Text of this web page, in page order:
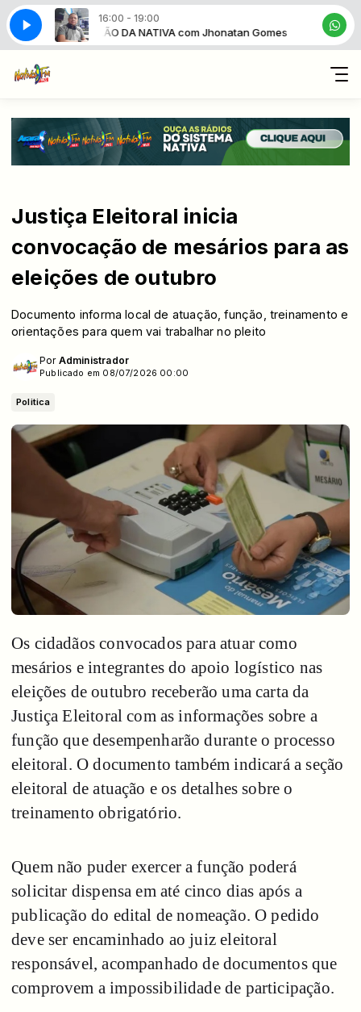
16:00 - 19:00
GomesBAILÃO DA NATIVA com Jhonatan Gomes
Justiça Eleitoral inicia
convocação de mesários para as
eleições de outubro
Documento informa local de atuação, função, treinamento e
orientações para quem vai trabalhar no pleito
Por Administrador
Publicado em 08/07/2026 00:00
Politica
Os cidadãos convocados para atuar como
mesários e integrantes do apoio logístico nas
eleições de outubro receberão uma carta da
Justiça Eleitoral com as informações sobre a
função que desempenharão durante o processo
eleitoral. O documento também indicará a seção
eleitoral de atuação e os detalhes sobre o
treinamento obrigatório.
Quem não puder exercer a função poderá
solicitar dispensa em até cinco dias após a
publicação do edital de nomeação. O pedido
deve ser encaminhado ao juiz eleitoral
responsável, acompanhado de documentos que
comprovem a impossibilidade de participação.